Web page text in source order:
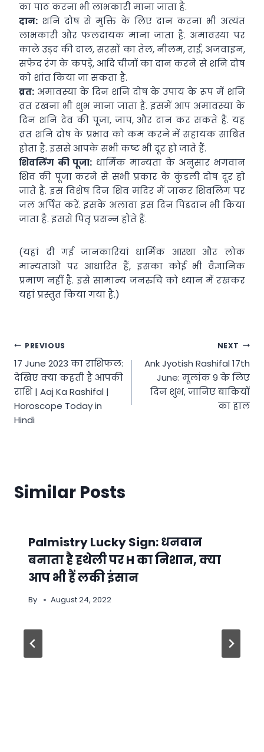
का पाठ करना भी लाभकारी माना जाता है.
दान: शनि दोष से मुक्ति के लिए दान करना भी अत्यंत
लाभकारी और फलदायक माना जाता है. अमावस्या पर
काले उड़द की दाल, सरसों का तेल, नीलम, राई, अजवाइन,
सफेद रंग के कपड़े, आदि चीजों का दान करने से शनि दोष
को शांत किया जा सकता है.
व्रत: अमावस्या के दिन शनि दोष के उपाय के रूप में शनि
व्रत रखना भी शुभ माना जाता है. इसमें आप अमावस्या के
दिन शनि देव की पूजा, जाप, और दान कर सकते हैं. यह
व्रत शनि दोष के प्रभाव को कम करने में सहायक साबित
होता है. इससे आपके सभी कष्ट भी दूर हो जाते हैं.
शिवलिंग की पूजा: धार्मिक मान्यता के अनुसार भगवान
शिव की पूजा करने से सभी प्रकार के कुंडली दोष दूर हो
जाते हैं. इस विशेष दिन शिव मंदिर में जाकर शिवलिंग पर
जल अर्पित करें. इसके अलावा इस दिन पिंडदान भी किया
जाता है. इससे पितृ प्रसन्न होते हैं.
(यहां दी गई जानकारियां धार्मिक आस्था और लोक
मान्यताओं पर आधारित हैं, इसका कोई भी वैज्ञानिक
प्रमाण नहीं है. इसे सामान्य जनरुचि को ध्यान में रखकर
यहां प्रस्तुत किया गया है.)
Post
navigation
PREVIOUS
17 June 2023 का राशिफल:
देखिए क्या कहती है आपकी
राशि | Aaj Ka Rashifal |
Horoscope Today in
Hindi
NEXT
Ank Jyotish Rashifal 17th
June: मूलांक 9 के लिए
दिन शुभ, जानिए बाकियों
का हाल
Similar Posts
Palmistry Lucky Sign: धनवान
बनाता है हथेली पर H का निशान, क्या
आप भी हैं लकी इंसान
By August 24, 2022